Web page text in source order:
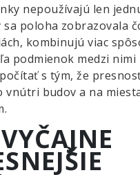
nepoužívajú len
poloha zobrazovala
kombinujú viac
podmienok medzi
s tým, že
vnútri budov a na